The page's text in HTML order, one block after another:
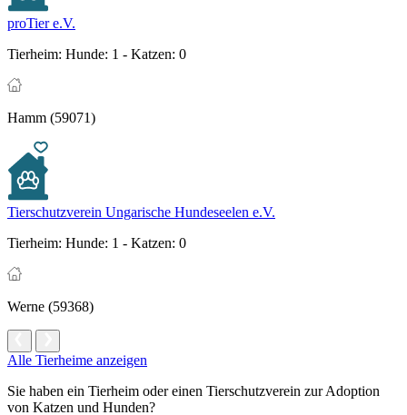
proTier e.V.
Tierheim: Hunde: 1 - Katzen: 0
Hamm (59071)
Tierschutzverein Ungarische Hundeseelen e.V.
Tierheim: Hunde: 1 - Katzen: 0
Werne (59368)
Alle Tierheime anzeigen
Sie haben ein Tierheim oder einen Tierschutzverein zur Adoption
von Katzen und Hunden?